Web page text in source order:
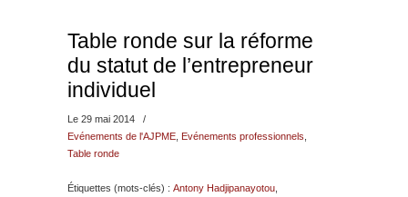
Table ronde sur la réforme
du statut de l’entrepreneur
individuel
Le 29 mai 2014
/
Evénements de l'AJPME Evénements professionnels
Table ronde
Étiquettes (mots-clés) : Antony Hadjipanayotou